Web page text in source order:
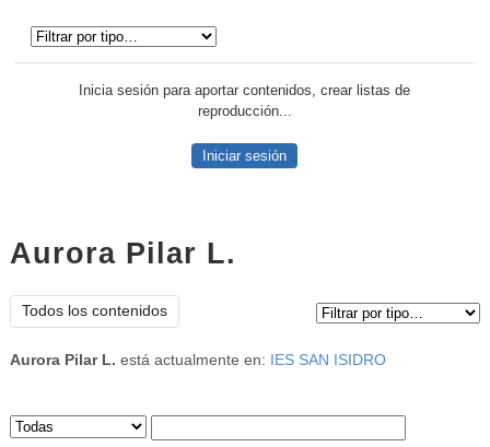
Inicia sesión para aportar contenidos, crear listas de
reproducción...
Iniciar sesión
Aurora Pilar L.
Todos los contenidos
Aurora Pilar L. está actualmente en: IES SAN ISIDRO
Sus archivos